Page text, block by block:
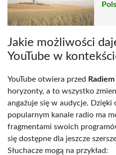
Jakie możliwości
YouTube w
YouTube otwiera przed
horyzonty, a to wszystko
angażuje się w audycje. Dzięki
popularnym kanale radio ma
fragmentami swoich
się dostępne dla jeszcze
Słuchacze mogą na przykład: